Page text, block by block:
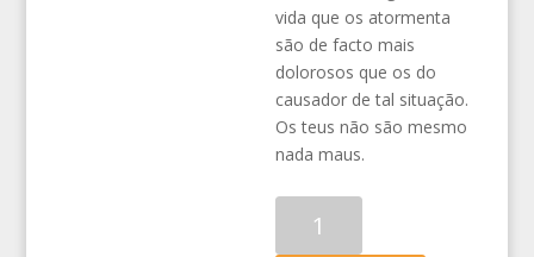
vida que os atormenta
são de facto mais
dolorosos que os do
causador de tal situação.
Os teus não são mesmo
nada maus.